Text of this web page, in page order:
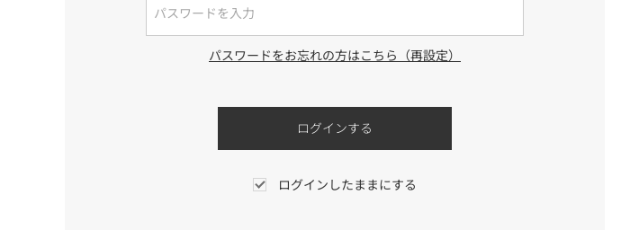
パスワードをお忘れの方はこちら（再設定）
ログインしたままにする